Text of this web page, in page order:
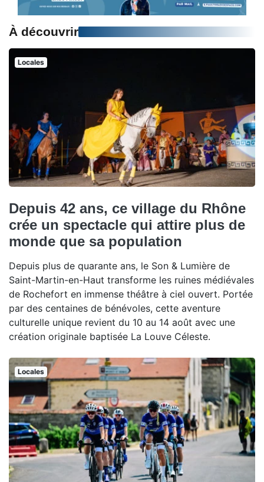
À découvrir
Locales
Depuis 42 ans, ce village du Rhône
crée un spectacle qui attire plus de
monde que sa population
Depuis plus de quarante ans, le Son & Lumière de
Saint-Martin-en-Haut transforme les ruines médiévales
de Rochefort en immense théâtre à ciel ouvert. Portée
par des centaines de bénévoles, cette aventure
culturelle unique revient du 10 au 14 août avec une
création originale baptisée La Louve Céleste.
Locales